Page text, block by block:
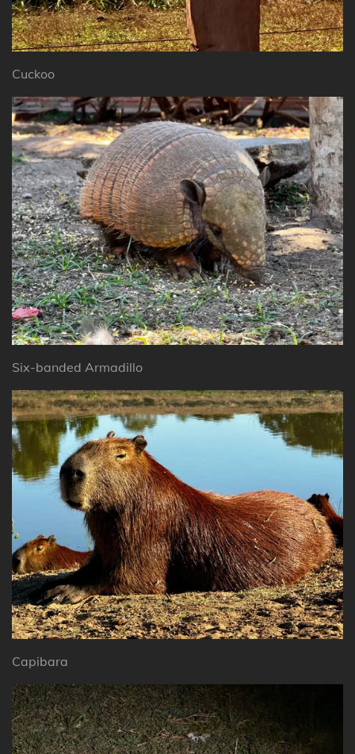
Cuckoo
Six-banded Armadillo
Capibara